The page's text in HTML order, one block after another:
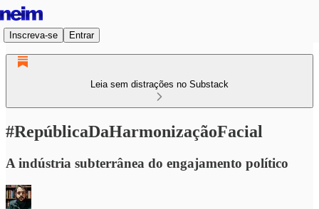
Inscreva-se Entrar
Leia sem distrações no Substack
#RepúblicaDaHarmonizaçãoFacial
A indústria subterrânea do engajamento político